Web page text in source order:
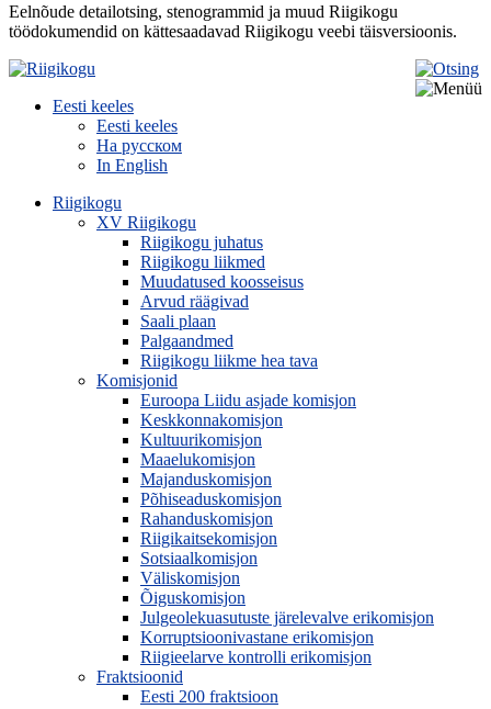
Eelnõude detailotsing, stenogrammid ja muud Riigikogu
töödokumendid on kättesaadavad Riigikogu veebi täisversioonis.
Eesti keeles
Eesti keeles
На русском
In English
Riigikogu
XV Riigikogu
Riigikogu juhatus
Riigikogu liikmed
Muudatused koosseisus
Arvud räägivad
Saali plaan
Palgaandmed
Riigikogu liikme hea tava
Komisjonid
Euroopa Liidu asjade komisjon
Keskkonnakomisjon
Kultuurikomisjon
Maaelukomisjon
Majanduskomisjon
Põhiseaduskomisjon
Rahanduskomisjon
Riigikaitsekomisjon
Sotsiaalkomisjon
Väliskomisjon
Õiguskomisjon
Julgeolekuasutuste järelevalve erikomisjon
Korruptsioonivastane erikomisjon
Riigieelarve kontrolli erikomisjon
Fraktsioonid
Eesti 200 fraktsioon